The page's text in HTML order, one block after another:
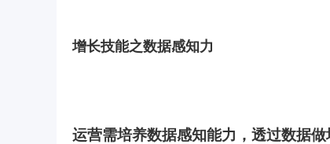
增长技能之数据感知力
运营需培养数据感知能力，透过数据